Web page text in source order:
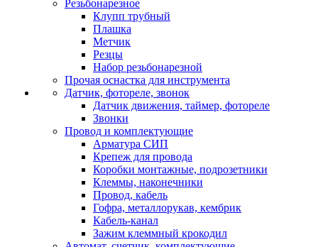
Резьбонарезное
Клупп трубный
Плашка
Метчик
Резцы
Набор резьбонарезной
Прочая оснастка для инструмента
Датчик, фотореле, звонок
Датчик движения, таймер, фотореле
Звонки
Провод и комплектующие
Арматура СИП
Крепеж для провода
Коробки монтажные, подрозетники
Клеммы, наконечники
Провод, кабель
Гофра, металлорукав, кембрик
Кабель-канал
Зажим клеммный крокодил